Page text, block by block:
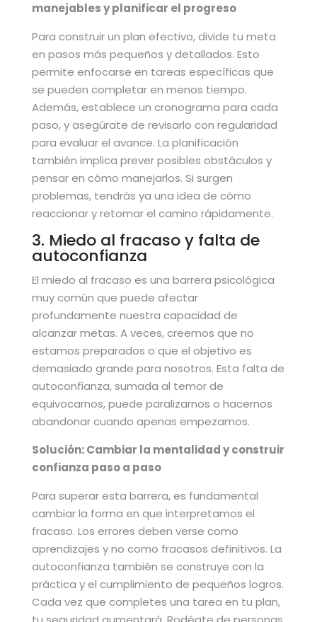
manejables y planificar el progreso
Para construir un plan efectivo, divide tu meta
en pasos más pequeños y detallados. Esto
permite enfocarse en tareas específicas que
se pueden completar en menos tiempo.
Además, establece un cronograma para cada
paso, y asegúrate de revisarlo con regularidad
para evaluar el avance. La planificación
también implica prever posibles obstáculos y
pensar en cómo manejarlos. Si surgen
problemas, tendrás ya una idea de cómo
reaccionar y retomar el camino rápidamente.
3. Miedo al fracaso y falta de
autoconfianza
El miedo al fracaso es una barrera psicológica
muy común que puede afectar
profundamente nuestra capacidad de
alcanzar metas. A veces, creemos que no
estamos preparados o que el objetivo es
demasiado grande para nosotros. Esta falta de
autoconfianza, sumada al temor de
equivocarnos, puede paralizarnos o hacernos
abandonar cuando apenas empezamos.
Solución: Cambiar la mentalidad y construir
confianza paso a paso
Para superar esta barrera, es fundamental
cambiar la forma en que interpretamos el
fracaso. Los errores deben verse como
aprendizajes y no como fracasos definitivos. La
autoconfianza también se construye con la
práctica y el cumplimiento de pequeños logros.
Cada vez que completes una tarea en tu plan,